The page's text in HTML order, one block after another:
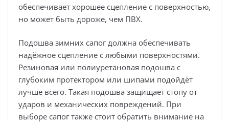
обеспечивает хорошее сцепление с поверхностью,
но может быть дороже, чем ПВХ.
Подошва зимних сапог должна обеспечивать
надёжное сцепление с любыми поверхностями.
Резиновая или полиуретановая подошва с
глубоким протектором или шипами подойдёт
лучше всего. Такая подошва защищает стопу от
ударов и механических повреждений. При
выборе сапог также стоит обратить внимание на